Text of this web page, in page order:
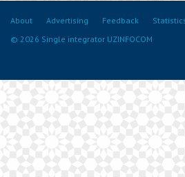
About Advertising Feedback
© 2026 Single integrator UZINFOCOM